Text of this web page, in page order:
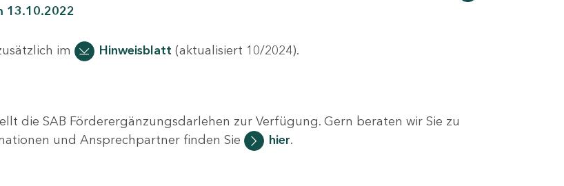
13.10.2022
im Hinweisblatt (aktualisiert 10/2024).
die SAB Förderergänzungsdarlehen zur Verfügung. Gern beraten wir Sie zu
und Ansprechpartner finden Sie
hier.